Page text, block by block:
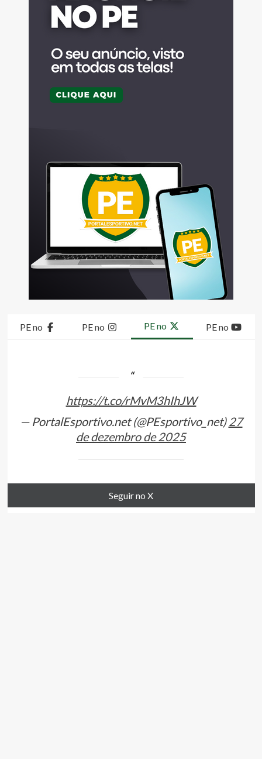
PE no PE no PE no PE no
https://t.co/rMvM3hIhJW
— PortalEsportivo.net (@PEsportivo_net)27
de dezembro de 2025
Seguir no X